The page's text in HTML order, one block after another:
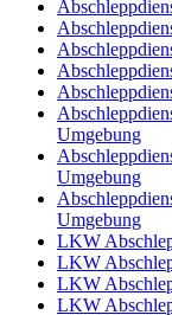
Umgebung
Umgebung
Umgebung
LKW
LKW
LKW
LKW